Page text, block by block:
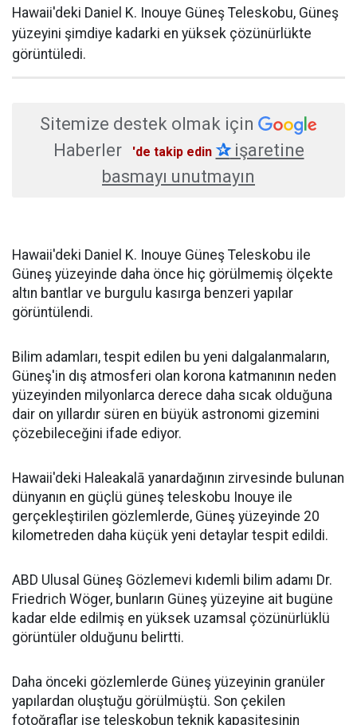
Hawaii'deki Daniel K. Inouye Güneş Teleskobu, Güneş
yüzeyini şimdiye kadarki en yüksek çözünürlükte
görüntüledi.
Sitemize destek olmak için
Haberler
'de takip edin ✰işaretine
basmayı unutmayın
Hawaii'deki Daniel K. Inouye Güneş Teleskobu ile
Güneş yüzeyinde daha önce hiç görülmemiş ölçekte
altın bantlar ve burgulu kasırga benzeri yapılar
görüntülendi.
Bilim adamları, tespit edilen bu yeni dalgalanmaların,
Güneş'in dış atmosferi olan korona katmanının neden
yüzeyinden milyonlarca derece daha sıcak olduğuna
dair on yıllardır süren en büyük astronomi gizemini
çözebileceğini ifade ediyor.
Hawaii'deki Haleakalā yanardağının zirvesinde bulunan
dünyanın en güçlü güneş teleskobu Inouye ile
gerçekleştirilen gözlemlerde, Güneş yüzeyinde 20
kilometreden daha küçük yeni detaylar tespit edildi.
ABD Ulusal Güneş Gözlemevi kıdemli bilim adamı Dr.
Friedrich Wöger, bunların Güneş yüzeyine ait bugüne
kadar elde edilmiş en yüksek uzamsal çözünürlüklü
görüntüler olduğunu belirtti.
Daha önceki gözlemlerde Güneş yüzeyinin granüler
yapılardan oluştuğu görülmüştü. Son çekilen
fotoğraflar ise teleskobun teknik kapasitesinin